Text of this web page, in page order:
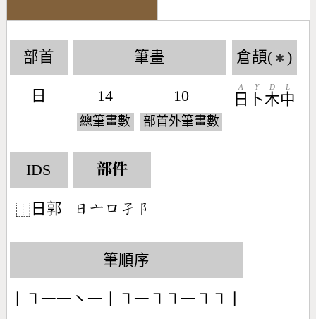
部首
日
筆畫
14
總筆畫數
10
部首外筆畫數
倉頡( ✱ )
日
A
卜
Y
木
D
中
L
IDS
⿰ 日郭
部件
󶃐󶁂󶁶󶂢󶂥
筆順序
丨㇕一一丶一丨㇕一㇕㇕一㇕㇕丨